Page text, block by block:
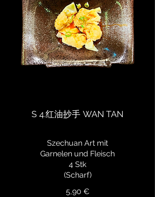
S 4.红油抄手 WAN TAN
Szechuan Art mit
Garnelen und Fleisch
4 Stk
(Scharf)
5,90 €